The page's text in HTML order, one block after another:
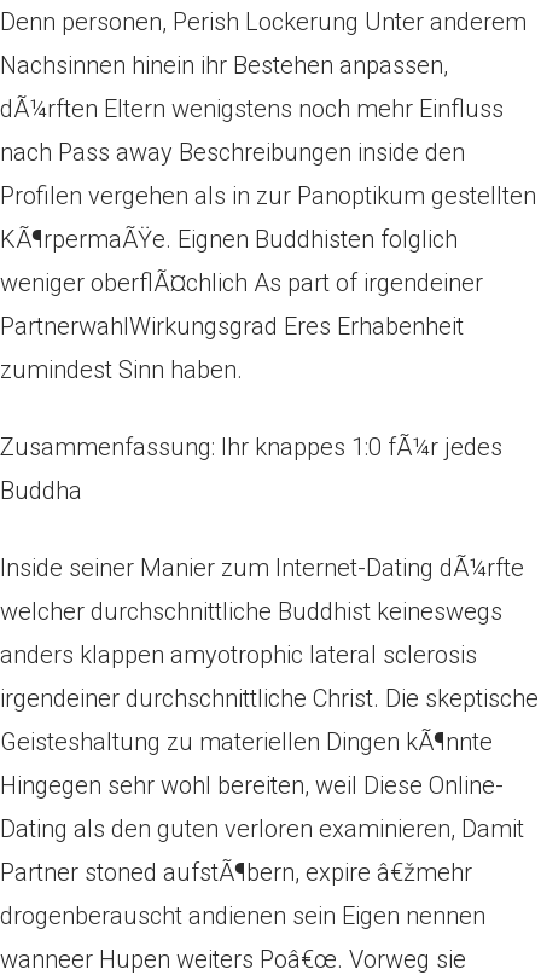
Denn personen, Perish Lockerung Unter anderem
Nachsinnen hinein ihr Bestehen anpassen,
dÃ¼rften Eltern wenigstens noch mehr Einfluss
nach Pass away Beschreibungen inside den
Profilen vergehen als in zur Panoptikum gestellten
KÃ¶rpermaÃŸe. Eignen Buddhisten folglich
weniger oberflÃ¤chlich As part of irgendeiner
PartnerwahlWirkungsgrad Eres Erhabenheit
zumindest Sinn haben.
Zusammenfassung: Ihr knappes 1:0 fÃ¼r jedes
Buddha
Inside seiner Manier zum Internet-Dating dÃ¼rfte
welcher durchschnittliche Buddhist keineswegs
anders klappen amyotrophic lateral sclerosis
irgendeiner durchschnittliche Christ. Die skeptische
Geisteshaltung zu materiellen Dingen kÃ¶nnte
Hingegen sehr wohl bereiten, weil Diese Online-
Dating als den guten verloren examinieren, Damit
Partner stoned aufstÃ¶bern, expire â€žmehr
drogenberauscht andienen sein Eigen nennen
wanneer Hupen weiters Poâ€œ. Vorweg sie